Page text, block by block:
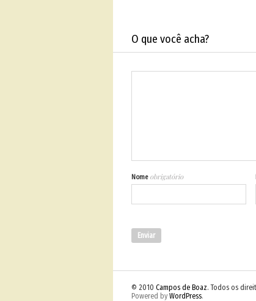
O que você acha?
Nome obrigatório
© 2010 Campos de Boaz. Todos os
Powered by WordPress.